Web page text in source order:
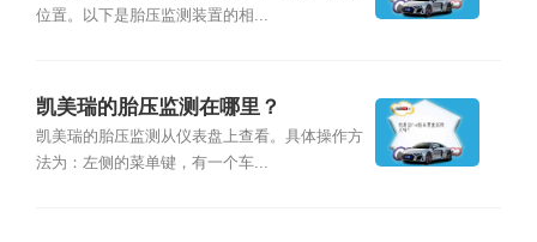
位置。以下是胎压监测装置的相...
凯美瑞的胎压监测在哪里？
凯美瑞的胎压监测从仪表盘上查看。具体操作方
法为：左侧的菜单键，有一个车...